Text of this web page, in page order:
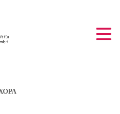
Gemeinnützige
Duisburg